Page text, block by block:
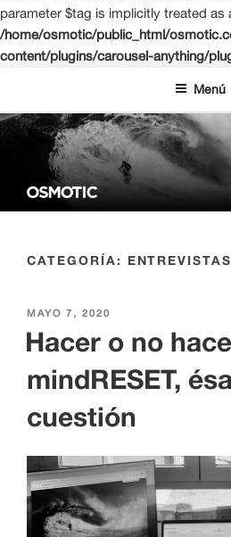
parameter $tag is implicitly treated as
/home/osmotic/public_html/
content/plugins/carousel-anything/
contenido
Menú
OSMOTIC
CATEGORÍA: ENTREVISTAS
PUBLICADO
MAYO 7, 2020
Hacer o no
mindRESET,
cuestión